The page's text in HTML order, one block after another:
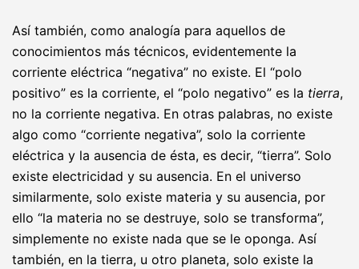
Así también, como analogía para aquellos de
conocimientos más técnicos, evidentemente la
corriente eléctrica “negativa” no existe. El “polo
positivo” es la corriente, el “polo negativo” es la tierra,
no la corriente negativa. En otras palabras, no existe
algo como “corriente negativa”, solo la corriente
eléctrica y la ausencia de ésta, es decir, “tierra”. Solo
existe electricidad y su ausencia. En el universo
similarmente, solo existe materia y su ausencia, por
ello “la materia no se destruye, solo se transforma”,
simplemente no existe nada que se le oponga. Así
también, en la tierra, u otro planeta, solo existe la